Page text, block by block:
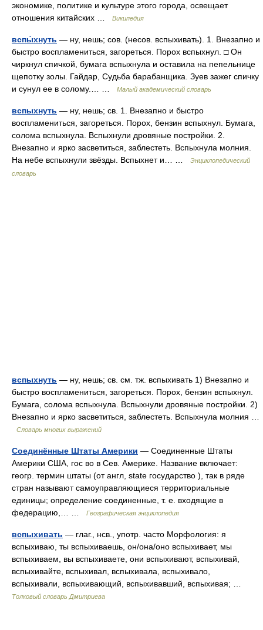
экономике, политике и культуре этого города, освещает
отношения китайских …
Википедия
вспы́хнуть — ну, нешь; сов. (несов. вспыхивать). 1. Внезапно и
быстро воспламениться, загореться. Порох вспыхнул. □ Он
чиркнул спичкой, бумага вспыхнула и оставила на пепельнице
щепотку золы. Гайдар, Судьба барабанщика. Зуев зажег спичку
и сунул ее в солому.… …
Малый академический словарь
вспыхнуть — ну, нешь; св. 1. Внезапно и быстро
воспламениться, загореться. Порох, бензин вспыхнул. Бумага,
солома вспыхнула. Вспыхнули дровяные постройки. 2.
Внезапно и ярко засветиться, заблестеть. Вспыхнула молния.
На небе вспыхнули звёзды. Вспыхнет и… …
Энциклопедический
словарь
вспыхнуть — ну, нешь; св. см. тж. вспыхивать 1) Внезапно и
быстро воспламениться, загореться. Порох, бензин вспыхнул.
Бумага, солома вспыхнула. Вспыхнули дровяные постройки. 2)
Внезапно и ярко засветиться, заблестеть. Вспыхнула молния …
Словарь многих выражений
Соединённые Штаты Америки — Соединенные Штаты
Америки США, гос во в Сев. Америке. Название включает:
геогр. термин штаты (от англ, state государство ), так в ряде
стран называют самоуправляющиеся территориальные
единицы; определение соединенные, т. е. входящие в
федерацию,… …
Географическая энциклопедия
вспыхивать — глаг., нсв., употр. часто Морфология: я
вспыхиваю, ты вспыхиваешь, он/она/оно вспыхивает, мы
вспыхиваем, вы вспыхиваете, они вспыхивают, вспыхивай,
вспыхивайте, вспыхивал, вспыхивала, вспыхивало,
вспыхивали, вспыхивающий, вспыхивавший, вспыхивая; …
Толковый словарь Дмитриева